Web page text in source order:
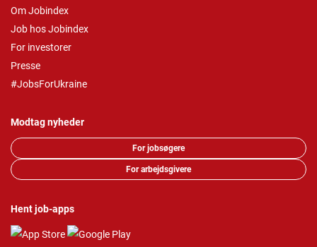
Om Jobindex
Job hos Jobindex
For investorer
Presse
#JobsForUkraine
Modtag nyheder
For jobsøgere
For arbejdsgivere
Hent job-apps